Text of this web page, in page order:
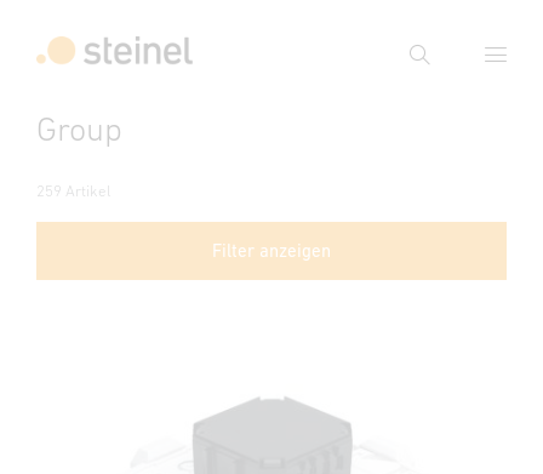
Suche
Group
259 Artikel
Filter anzeigen